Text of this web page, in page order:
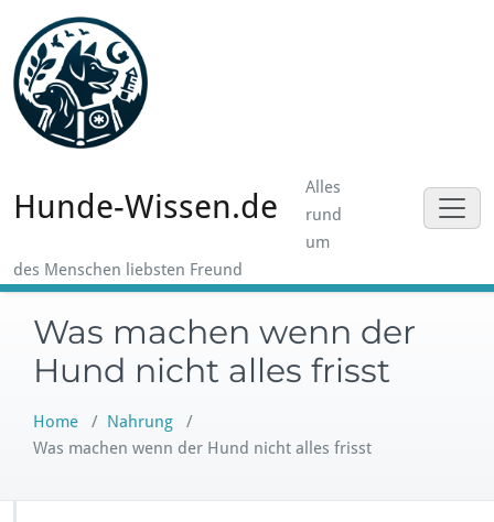
content
Hunde-Wissen.de
Alles
rund
um
des Menschen liebsten Freund
Was machen wenn der
Hund nicht alles frisst
Home / Nahrung /
Was machen wenn der Hund nicht alles frisst